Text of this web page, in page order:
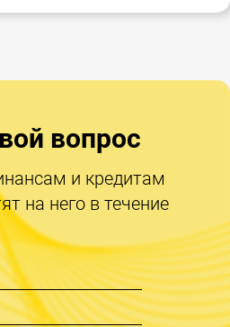
вопрос
и кредитам
на него в течение